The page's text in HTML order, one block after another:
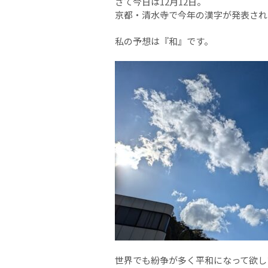
京都・清水寺で今年の漢字が発表さ
私の予想は『和』です。
世界でも紛争が多く平和になって欲